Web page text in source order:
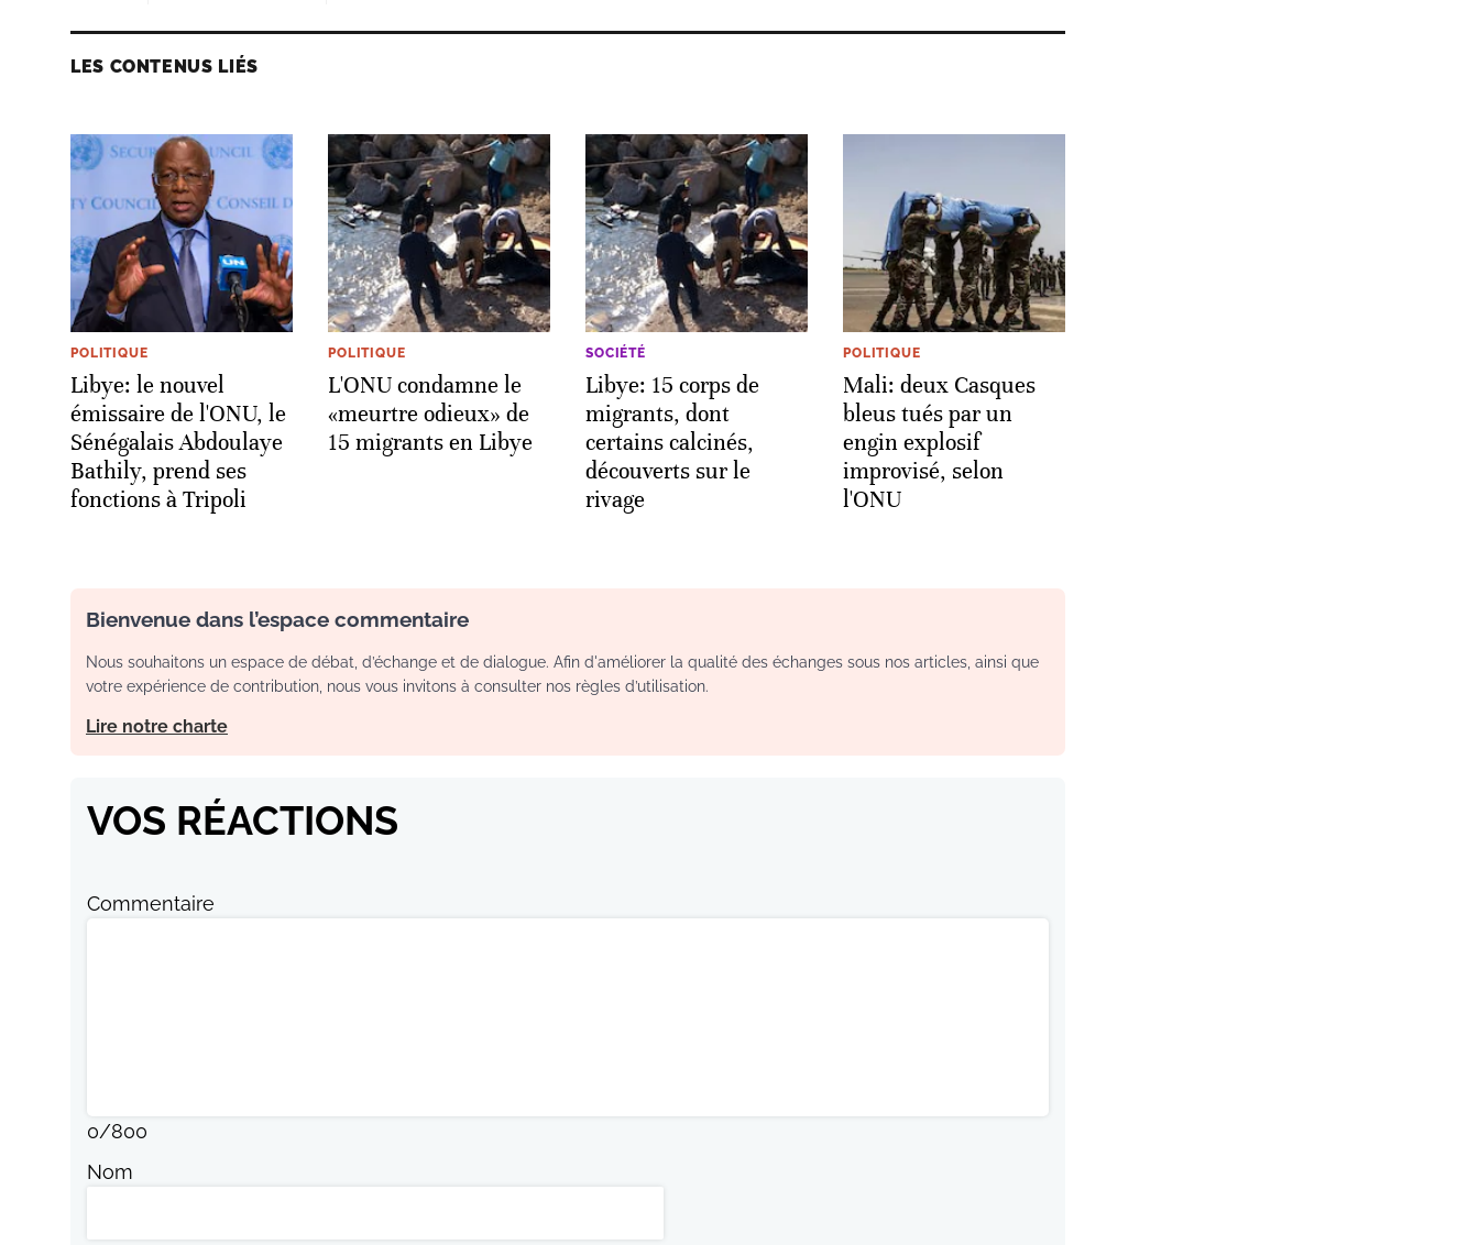
LES CONTENUS LIÉS
POLITIQUE
Libye: le nouvel
émissaire de l'ONU, le
Sénégalais Abdoulaye
Bathily, prend ses
fonctions à Tripoli
POLITIQUE
L'ONU condamne le
«meurtre odieux» de
15 migrants en Libye
SOCIÉTÉ
Libye: 15 corps de
migrants, dont
certains calcinés,
découverts sur le
rivage
POLITIQUE
Mali: deux Casques
bleus tués par un
engin explosif
improvisé, selon
l'ONU
Bienvenue dans l’espace commentaire
Nous souhaitons un espace de débat, d’échange et de dialogue. Afin d'améliorer la qualité des échanges sous nos articles, ainsi que
votre expérience de contribution, nous vous invitons à consulter nos règles d’utilisation.
Lire notre charte
VOS RÉACTIONS
Commentaire
0/800
Nom